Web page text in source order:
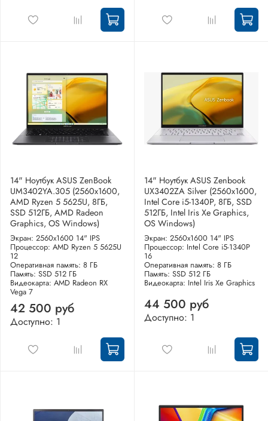
14" Ноутбук ASUS ZenBook
UM3402YA.305 (2560x1600,
AMD Ryzen 5 5625U, 8ГБ,
SSD 512ГБ, AMD Radeon
Graphics, OS Windows)
Экран: 2560x1600 14" IPS
Процессор: AMD Ryzen 5 5625U
12
Оперативная память: 8 ГБ
Память: SSD 512 ГБ
Видеокарта: AMD Radeon RX
Vega 7
42 500 руб
Доступно: 1
14" Ноутбук ASUS Zenbook
UX3402ZA Silver (2560x1600,
Intel Core i5-1340P, 8ГБ, SSD
512ГБ, Intel Iris Xe Graphics,
OS Windows)
Экран: 2560x1600 14" IPS
Процессор: Intel Core i5-1340P
16
Оперативная память: 8 ГБ
Память: SSD 512 ГБ
Видеокарта: Intel Iris Xe Graphics
44 500 руб
Доступно: 1